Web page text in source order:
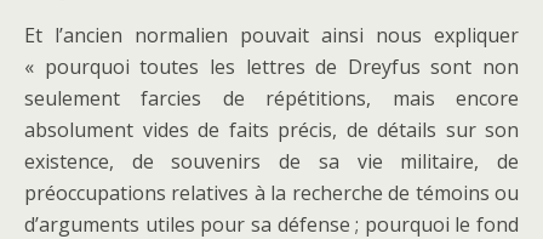
Et l’ancien normalien pouvait ainsi nous expliquer
« pourquoi toutes les lettres de Dreyfus sont non
seulement farcies de répétitions, mais encore
absolument vides de faits précis, de détails sur son
existence, de souvenirs de sa vie militaire, de
préoccupations relatives à la recherche de témoins ou
d’arguments utiles pour sa défense ; pourquoi le fond